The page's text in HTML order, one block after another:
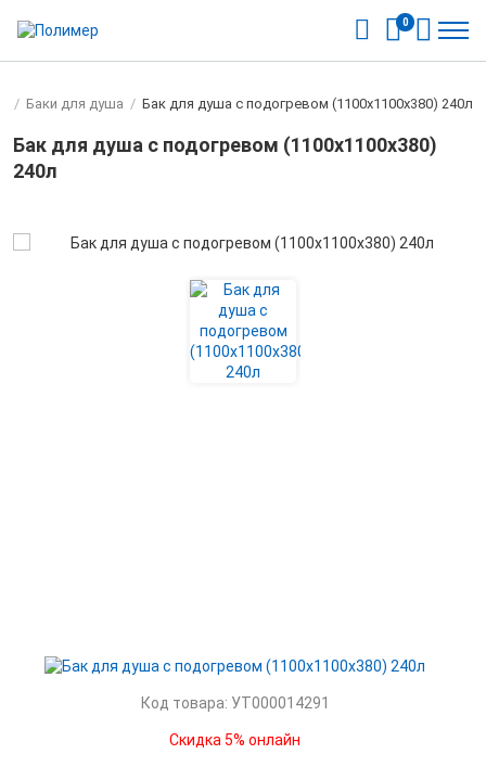
0
/ Баки для душа / Бак для душа с подогревом (1100х1100х380) 240л
Бак для душа с подогревом (1100х1100х380)
240л
Код товара: УТ000014291
Скидка 5% онлайн